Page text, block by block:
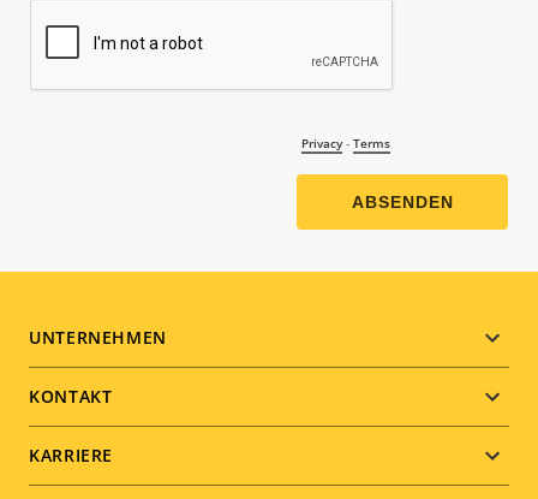
Footer
menu
UNTERNEHMEN
KONTAKT
KARRIERE